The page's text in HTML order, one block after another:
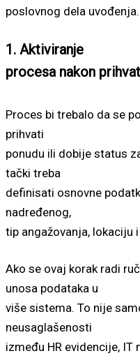
poslovnog dela uvođenja.
1. Aktiviranje
procesa nakon
Proces bi trebalo da se
prihvati
ponudu ili dobije status
tački treba
definisati osnovne
nadređenog,
tip angažovanja, lokaciju
Ako se ovaj korak radi
unosa podataka u
više sistema. To nije
neusaglašenosti
između HR evidencije,